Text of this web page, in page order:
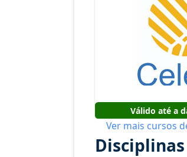
Válido até a
Ver mais cursos
Disciplinas